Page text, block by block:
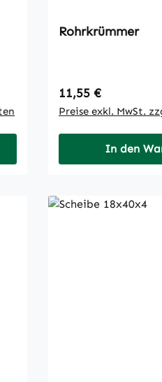
Rohrkrümmer
Regulärer Preis:
11,55 €
Preise exkl. MwSt.
In den